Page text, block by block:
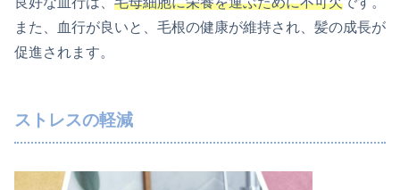
また、血行が良いと、毛根の健康が維持され、髪の成長が
促進されます。
ストレスの軽減